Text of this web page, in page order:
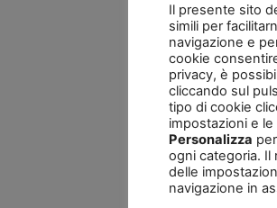
Il presente sito
simili per
navigazione e
cookie
privacy, è
cliccando sul
tipo di cookie
impostazioni e
Personalizza
ogni categoria. Il
delle
navigazione in